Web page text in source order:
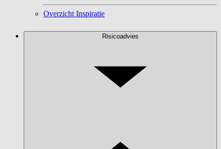
Overzicht Inspiratie
Risicoadvies